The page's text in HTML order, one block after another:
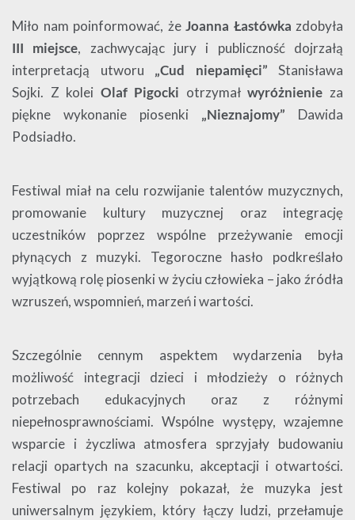
Miło nam poinformować, że Joanna Łastówka zdobyła
III miejsce, zachwycając jury i publiczność dojrzałą
interpretacją utworu „Cud niepamięci” Stanisława
Sojki. Z kolei Olaf Pigocki otrzymałwyróżnienie za
piękne wykonanie piosenki „Nieznajomy” Dawida
Podsiadło.
Festiwal miał na celu rozwijanie talentów muzycznych,
promowanie kultury muzycznej oraz integrację
uczestników poprzez wspólne przeżywanie emocji
płynących z muzyki. Tegoroczne hasło podkreślało
wyjątkową rolę piosenki w życiu człowieka – jako źródła
wzruszeń, wspomnień, marzeń i wartości.
Szczególnie cennym aspektem wydarzenia była
możliwość integracji dzieci i młodzieży o różnych
potrzebach edukacyjnych oraz z różnymi
niepełnosprawnościami. Wspólne występy, wzajemne
wsparcie i życzliwa atmosfera sprzyjały budowaniu
relacji opartych na szacunku, akceptacji i otwartości.
Festiwal po raz kolejny pokazał, że muzyka jest
uniwersalnym językiem, który łączy ludzi, przełamuje